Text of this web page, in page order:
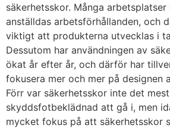
säkerhetsskor. Många
anställdas arbetsförhållanden, och
viktigt att produkterna utvecklas i
Dessutom har användningen av
ökat år efter år, och därför har
fokusera mer och mer på designen
Förr var säkerhetsskor inte det
skyddsfotbeklädnad att gå i, men
mycket fokus på att säkerhetsskor